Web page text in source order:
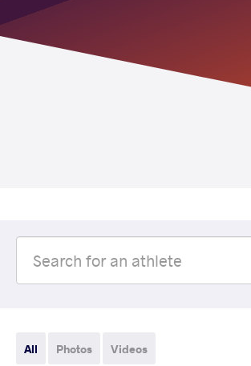
All Photos Videos